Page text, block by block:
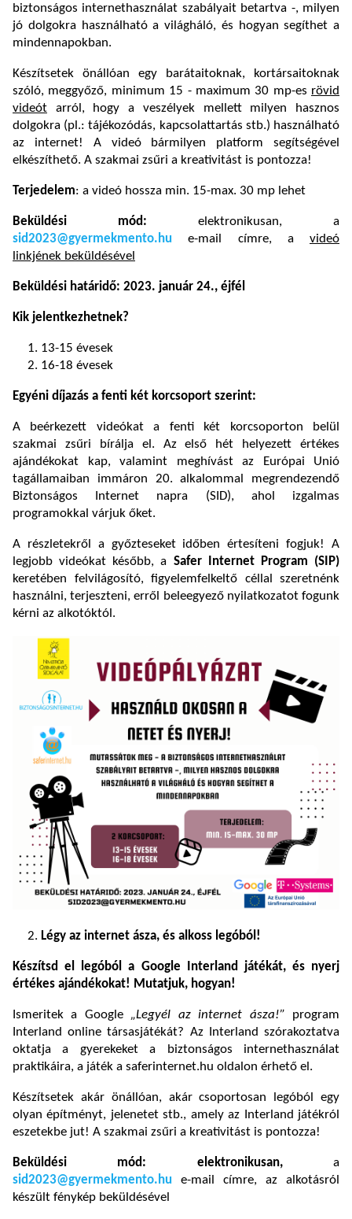
biztonságos internethasználat szabályait betartva -, milyen
jó dolgokra használható a világháló, és hogyan segíthet a
mindennapokban.
Készítsetek önállóan egy barátaitoknak, kortársaitoknak
szóló, meggyőző, minimum 15 - maximum 30 mp-es rövid
videót arról, hogy a veszélyek mellett milyen hasznos
dolgokra (pl.: tájékozódás, kapcsolattartás stb.) használható
az internet! A videó bármilyen platform segítségével
elkészíthető. A szakmai zsűri a kreativitást is pontozza!
Terjedelem: a videó hossza min. 15-max. 30 mp lehet
Beküldési mód: elektronikusan, a
sid2023@gyermekmento.hu e-mail címre, a videó
linkjének beküldésével
Beküldési határidő: 2023. január 24., éjfél
Kik jelentkezhetnek?
13-15 évesek
16-18 évesek
Egyéni díjazás a fenti két korcsoport szerint:
A beérkezett videókat a fenti két korcsoporton belül
szakmai zsűri bírálja el. Az első hét helyezett értékes
ajándékokat kap, valamint meghívást az Európai Unió
tagállamaiban immáron 20. alkalommal megrendezendő
Biztonságos Internet napra (SID), ahol izgalmas
programokkal várjuk őket.
A részletekről a győzteseket időben értesíteni fogjuk! A
legjobb videókat később, a Safer Internet Program (SIP)
keretében felvilágosító, figyelemfelkeltő céllal szeretnénk
használni, terjeszteni, erről beleegyező nyilatkozatot fogunk
kérni az alkotóktól.
Légy az internet ásza, és alkoss legóból!
Készítsd el legóból a Google Interland játékát, és nyerj
értékes ajándékokat! Mutatjuk, hogyan!
Ismeritek a Google „Legyél az internet ásza!” program
Interland online társasjátékát? Az Interland szórakoztatva
oktatja a gyerekeket a biztonságos internethasználat
praktikáira, a játék a saferinternet.hu oldalon érhető el.
Készítsetek akár önállóan, akár csoportosan legóból egy
olyan építményt, jelenetet stb., amely az Interland játékról
eszetekbe jut! A szakmai zsűri a kreativitást is pontozza!
Beküldési mód: elektronikusan, a
sid2023@gyermekmento.hu e-mail címre, az alkotásról
készült fénykép beküldésével